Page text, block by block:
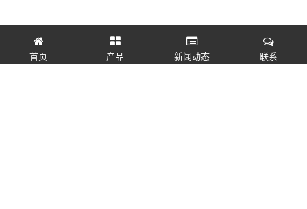
首页 产品 新闻动态 联系